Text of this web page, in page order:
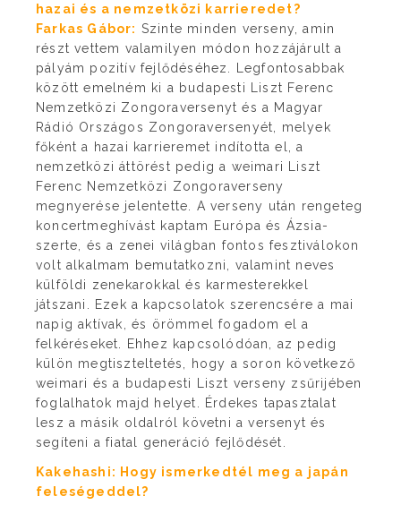
hazai és a nemzetközi karrieredet?
Farkas Gábor: Szinte minden verseny, amin
részt vettem valamilyen módon hozzájárult a
pályám pozitív fejlődéséhez. Legfontosabbak
között emelném ki a budapesti Liszt Ferenc
Nemzetközi Zongoraversenyt és a Magyar
Rádió Országos Zongoraversenyét, melyek
főként a hazai karrieremet indította el, a
nemzetközi áttörést pedig a weimari Liszt
Ferenc Nemzetközi Zongoraverseny
megnyerése jelentette. A verseny után rengeteg
koncertmeghívást kaptam Európa és Ázsia-
szerte, és a zenei világban fontos fesztiválokon
volt alkalmam bemutatkozni, valamint neves
külföldi zenekarokkal és karmesterekkel
játszani. Ezek a kapcsolatok szerencsére a mai
napig aktívak, és örömmel fogadom el a
felkéréseket. Ehhez kapcsolódóan, az pedig
külön megtiszteltetés, hogy a soron következő
weimari és a budapesti Liszt verseny zsűrijében
foglalhatok majd helyet. Érdekes tapasztalat
lesz a másik oldalról követni a versenyt és
segíteni a fiatal generáció fejlődését.
Kakehashi: Hogy ismerkedtél meg a japán
feleségeddel?